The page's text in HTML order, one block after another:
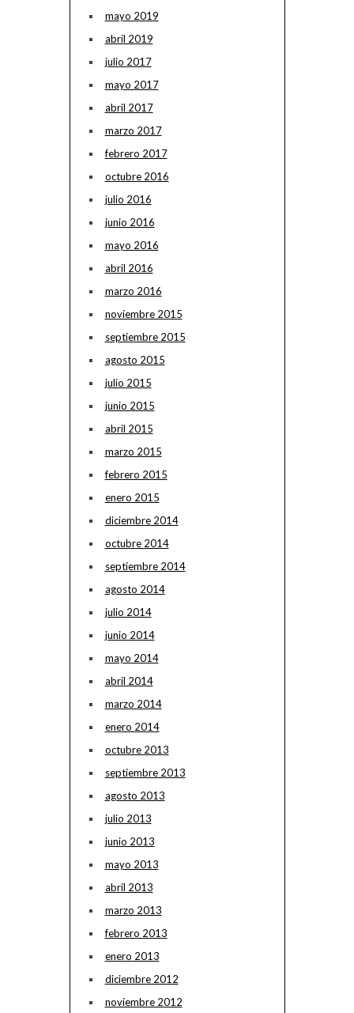
mayo 2019
abril 2019
julio 2017
mayo 2017
abril 2017
marzo 2017
febrero 2017
octubre 2016
julio 2016
junio 2016
mayo 2016
abril 2016
marzo 2016
noviembre 2015
septiembre 2015
agosto 2015
julio 2015
junio 2015
abril 2015
marzo 2015
febrero 2015
enero 2015
diciembre 2014
octubre 2014
septiembre 2014
agosto 2014
julio 2014
junio 2014
mayo 2014
abril 2014
marzo 2014
enero 2014
octubre 2013
septiembre 2013
agosto 2013
julio 2013
junio 2013
mayo 2013
abril 2013
marzo 2013
febrero 2013
enero 2013
diciembre 2012
noviembre 2012